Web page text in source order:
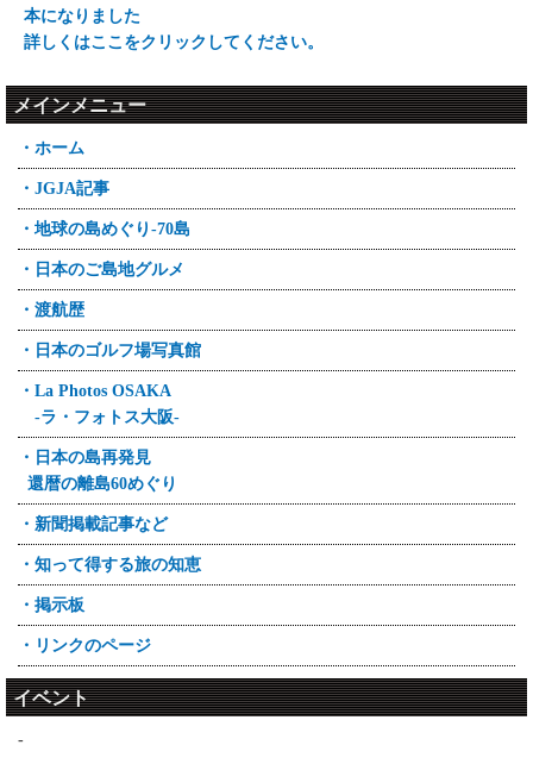
日本のご島地グルメ
第31弾 広島県伯方島 あこうの姿造り
日本のご島地グルメ
第30弾 広島県因島 カワハギ
'24/4/17
第29弾 広島県生口島 レモン鍋
'24/4/16
日本のご島地グルメ
第28弾 広島県向島 お好み焼
'24/1/30～2/1
日本のご島地グルメ
第27弾 沖縄県久米島 車海老
'24/1/12～13
日本のご島地グルメ
第26弾 愛知県佐久島 ナマコ
'24/1/11～12
日本のご島地グルメ
第25弾 愛知県日間賀島 タコ
第24弾 長崎県対馬 アナゴ
'23/11/8～10
日本のご島地グルメ
日本のゴルフ場
第27弾 横浜カントリークラブ
'17/06/01
日本のゴルフ場
'17/05/01
日本のゴルフ場
第25弾 愛知県 三好カントリー倶楽部 東
コース
'17/04/01
日本のゴルフ場
第24弾 沖縄 ザ・サザンリンクスゴルフ
クラブ
詳しくはここをクリック
'17/02/01
日本のゴルフ場
第23弾 名神八日市カントリー倶楽部
詳しくはここをクリック
'16/12/01
日本のゴルフ場
開催
東大阪ゴルフセンターチャレンジカップ
災害復興支援大会
'16/11/01
'2013
地球の島巡り
島
'2012
79島目 2012年6月 スペイン カナリア諸
島 ランサローテ島 (Lanzarote)
78島目 2012年6月 スペイン カナリア諸
島 ラ・パルマ島 (La Palma)
'2012
地球の島巡り
77島目 2012年5月 スペイン カナリア諸
島 グラン・カナリア島 (Gran Canaria)
'2012
地球の島巡り
76島目 2012年5月 スペイン カナリア諸
島 ラ・ゴメラ島 (La Gomera)
75島目 2012年5月 スペイン カナリア諸島 テ
ネリフェ島 (Tenerife)
'2011
地球の島巡り
本になりました
詳しくはここをクリックしてください。
メインメニュー
・ホーム
・JGJA記事
・地球の島めぐり-70島
・日本のご島地グルメ
・渡航歴
・日本のゴルフ場写真館
・La Photos OSAKA
-ラ・フォトス大阪-
・日本の島再発見
還暦の離島60めぐり
・新聞掲載記事など
・知って得する旅の知恵
・掲示板
・リンクのページ
イベント
-